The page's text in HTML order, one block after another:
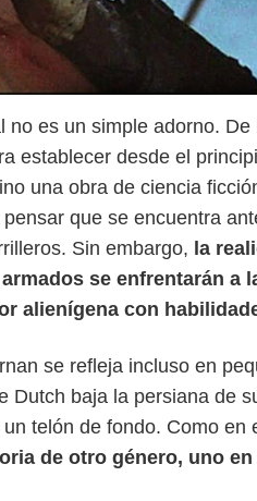
no es un simple adorno.
establecer desde el
una obra de ciencia
que se encuentra
Sin embargo, la
se enfrentarán a
alienígena con
se refleja incluso en
Dutch baja la persiana de
telón de fondo. Como en
de otro género, uno
Disney+